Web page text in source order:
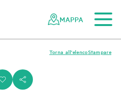
MAPPA
s
Stampare
Torna all'elenco